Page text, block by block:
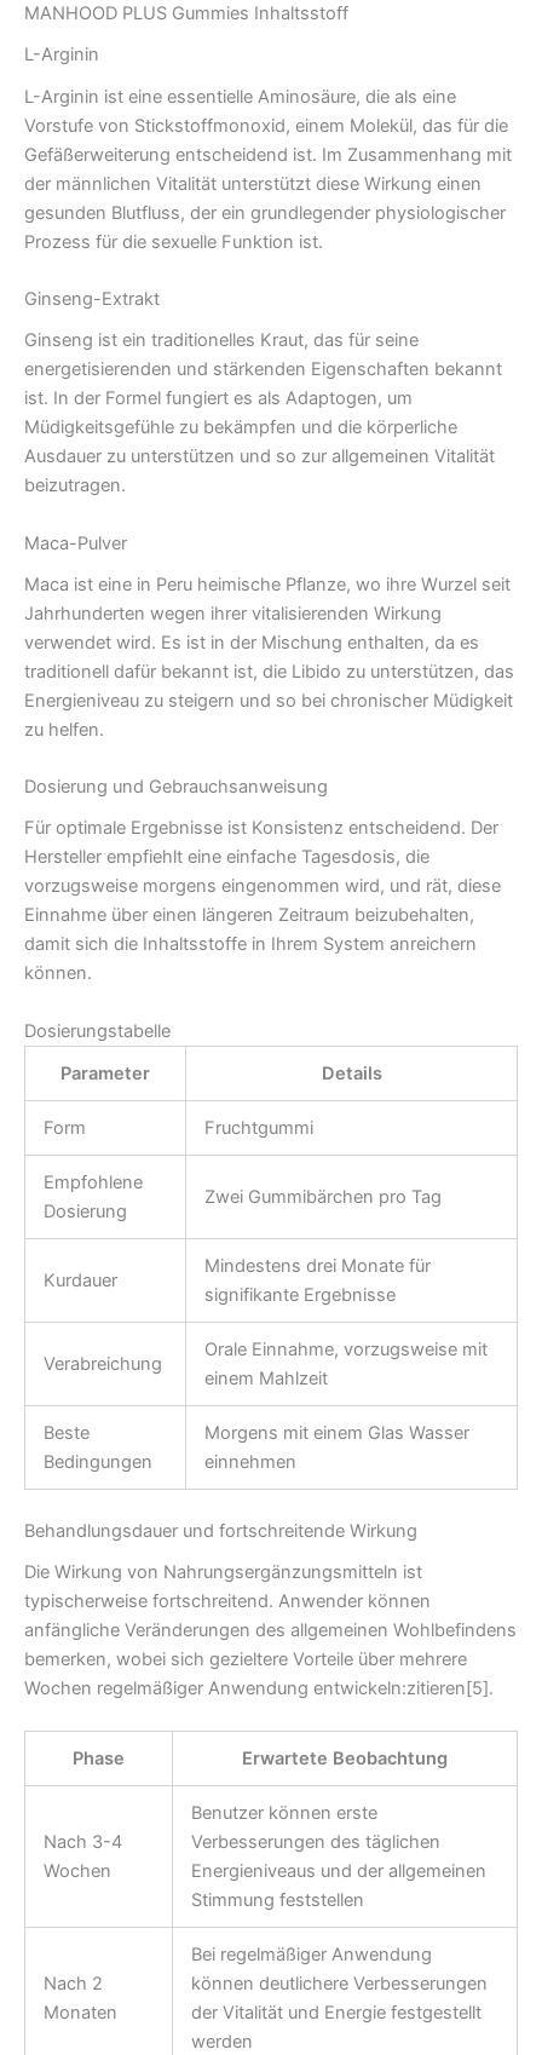
MANHOOD PLUS Gummies Inhaltsstoff
L-Arginin
L-Arginin ist eine essentielle Aminosäure, die als eine
Vorstufe von Stickstoffmonoxid, einem Molekül, das für die
Gefäßerweiterung entscheidend ist. Im Zusammenhang mit
der männlichen Vitalität unterstützt diese Wirkung einen
gesunden Blutfluss, der ein grundlegender physiologischer
Prozess für die sexuelle Funktion ist.
Ginseng-Extrakt
Ginseng ist ein traditionelles Kraut, das für seine
energetisierenden und stärkenden Eigenschaften bekannt
ist. In der Formel fungiert es als Adaptogen, um
Müdigkeitsgefühle zu bekämpfen und die körperliche
Ausdauer zu unterstützen und so zur allgemeinen Vitalität
beizutragen.
Maca-Pulver
Maca ist eine in Peru heimische Pflanze, wo ihre Wurzel seit
Jahrhunderten wegen ihrer vitalisierenden Wirkung
verwendet wird. Es ist in der Mischung enthalten, da es
traditionell dafür bekannt ist, die Libido zu unterstützen, das
Energieniveau zu steigern und so bei chronischer Müdigkeit
zu helfen.
Dosierung und Gebrauchsanweisung
Für optimale Ergebnisse ist Konsistenz entscheidend. Der
Hersteller empfiehlt eine einfache Tagesdosis, die
vorzugsweise morgens eingenommen wird, und rät, diese
Einnahme über einen längeren Zeitraum beizubehalten,
damit sich die Inhaltsstoffe in Ihrem System anreichern
können.
Dosierungstabelle
Parameter
Details
Form Fruchtgummi
Empfohlene
Dosierung
Zwei Gummibärchen pro Tag
Kurdauer
Mindestens drei Monate für
signifikante Ergebnisse
Verabreichung
Orale Einnahme, vorzugsweise mit
einem Mahlzeit
Beste
Bedingungen
Morgens mit einem Glas Wasser
einnehmen
Behandlungsdauer und fortschreitende Wirkung
Die Wirkung von Nahrungsergänzungsmitteln ist
typischerweise fortschreitend. Anwender können
anfängliche Veränderungen des allgemeinen Wohlbefindens
bemerken, wobei sich gezieltere Vorteile über mehrere
Wochen regelmäßiger Anwendung entwickeln:zitieren[5].
Phase Erwartete Beobachtung
Nach 3-4
Wochen
Benutzer können erste
Verbesserungen des täglichen
Energieniveaus und der allgemeinen
Stimmung feststellen
Nach 2
Monaten
Bei regelmäßiger Anwendung
können deutlichere Verbesserungen
der Vitalität und Energie festgestellt
werden